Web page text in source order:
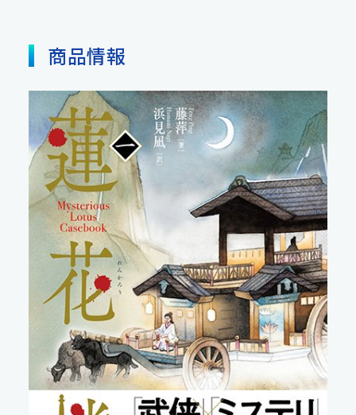
商品情報